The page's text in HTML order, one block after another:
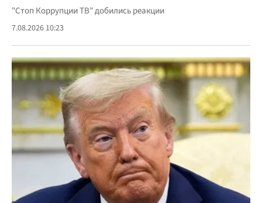
"Стоп Коррупции ТВ" добились реакции
7.08.2026 10:23